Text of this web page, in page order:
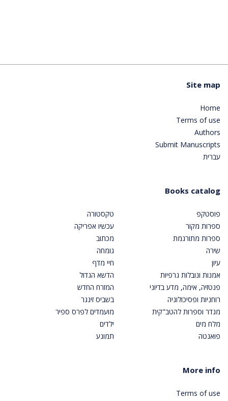
Site map
Home
Terms of use
Authors
Submit Manuscripts
עברית
Books catalog
פוסטקפ
ספרות מקור
ספרות מתורגמת
שירה
עיון
אמנות ונובלות גרפיות
פנטזיה, אימה, מדע בדיוני
רוחניות ופסיכולוגיה
מגדר וספרות להטב"קית
מלח מים
פואנטה
טקסטורה
עכשיו אפריקה
מכתוב
גומחה
חיי מדף
הדשא הגדול
המזרח החדש
בשביס זינגר
מועמדים לפרס ספיר
ילדים
תמונע
More info
Terms of use